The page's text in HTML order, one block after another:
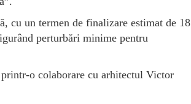
cu un termen de finalizare estimat de 18
perturbări minime pentru
o colaborare cu arhitectul Victor